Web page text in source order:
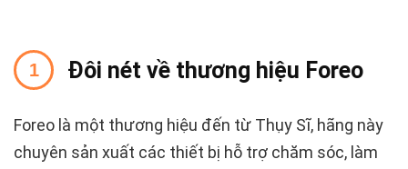
Đôi nét về thương hiệu Foreo
Foreo là một thương hiệu đến từ Thụy Sĩ, hãng này
chuyên sản xuất các thiết bị hỗ trợ chăm sóc, làm